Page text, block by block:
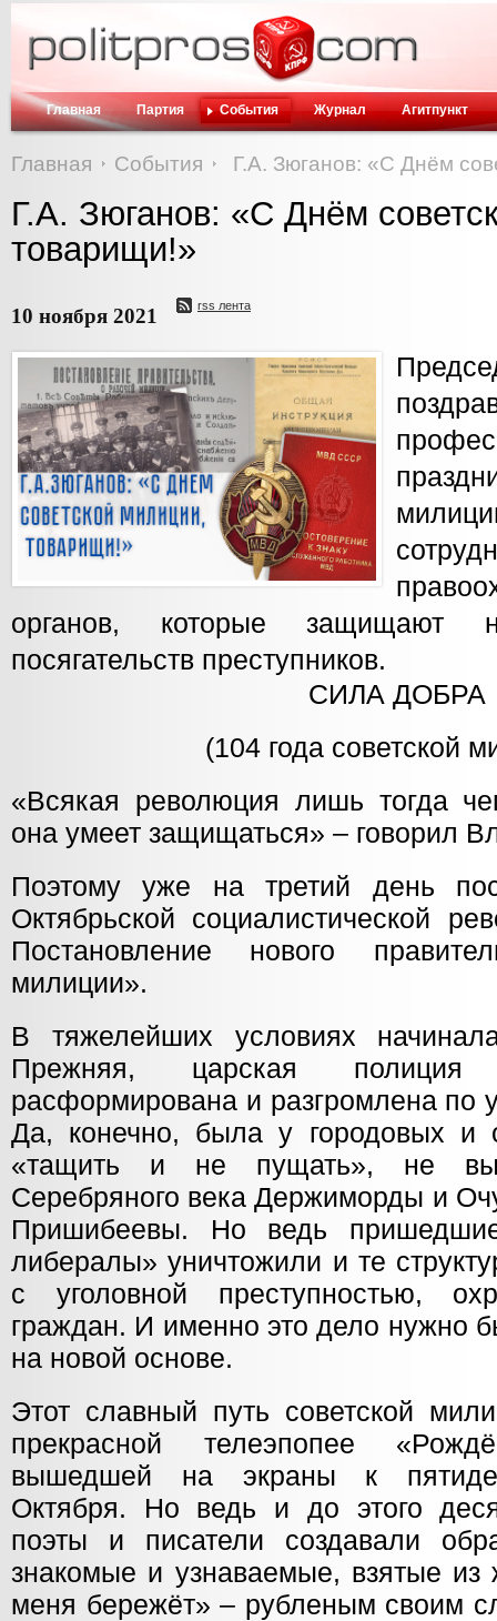
Главная Партия События Журнал Агитпункт
Главная События Г.А. Зюганов: «С Днём
Г.А. Зюганов: «С Днём
товарищи!»
10 ноября 2021 rss лента
органов, которые защищают
посягательств преступников.
СИЛА ДОБРА
(104 года советской
«Всякая революция лишь тогда
она умеет защищаться» – говорил
Поэтому уже на третий день
Октябрьской социалистической
Постановление нового
милиции».
В тяжелейших условиях
Прежняя, царская
расформирована и разгромлена по
Да, конечно, была у городовых и
«тащить и не пущать», не
Серебряного века Держиморды и
Пришибеевы. Но ведь
либералы» уничтожили и те
с уголовной преступностью,
граждан. И именно это дело нужно
на новой основе.
Этот славный путь советской
прекрасной телеэпопее
вышедшей на экраны к
Октября. Но ведь и до этого
поэты и писатели создавали
знакомые и узнаваемые, взятые
меня бережёт» – рубленым своим